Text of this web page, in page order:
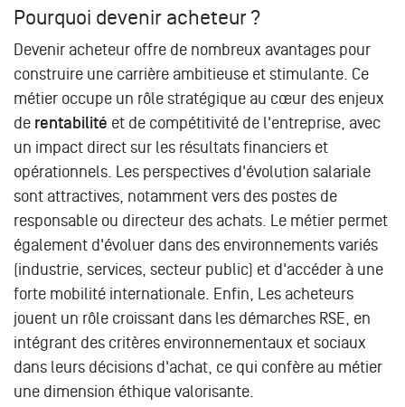
Pourquoi devenir acheteur ?
Devenir acheteur offre de nombreux avantages pour
construire une carrière ambitieuse et stimulante. Ce
métier occupe un rôle stratégique au cœur des enjeux
de rentabilité et de compétitivité de l'entreprise, avec
un impact direct sur les résultats financiers et
opérationnels. Les perspectives d'évolution salariale
sont attractives, notamment vers des postes de
responsable ou directeur des achats. Le métier permet
également d'évoluer dans des environnements variés
(industrie, services, secteur public) et d'accéder à une
forte mobilité internationale. Enfin, Les acheteurs
jouent un rôle croissant dans les démarches RSE, en
intégrant des critères environnementaux et sociaux
dans leurs décisions d'achat, ce qui confère au métier
une dimension éthique valorisante.